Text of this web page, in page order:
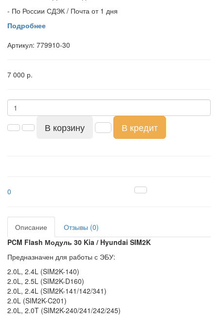
- По России СДЭК / Почта от 1 дня
Подробнее
Артикул: 779910-30
7 000 р.
В корзину В кредит
0
Описание
Отзывы (0)
PCM Flash Модуль 30 Kia / Hyundai SIM2K
Предназначен для работы с ЭБУ:
2.0L, 2.4L (SIM2K-140)
2.0L, 2.5L (SIM2K-D160)
2.0L, 2.4L (SIM2K-141/142/341)
2.0L (SIM2K-C201)
2.0L, 2.0T (SIM2K-240/241/242/245)